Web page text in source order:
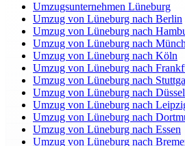
Umzugsunternehmen Lüneburg
Umzug von Lüneburg nach Berlin
Umzug von Lüneburg nach
Umzug von Lüneburg nach
Umzug von Lüneburg nach Köln
Umzug von Lüneburg nach
Umzug von Lüneburg nach
Umzug von Lüneburg nach
Umzug von Lüneburg nach
Umzug von Lüneburg nach
Umzug von Lüneburg nach Essen
Umzug von Lüneburg nach